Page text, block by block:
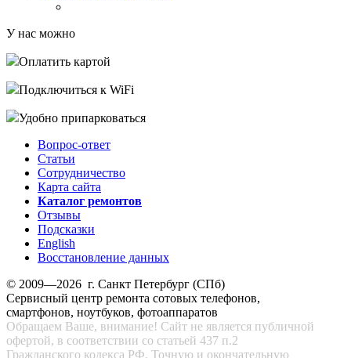
У нас можно
Оплатить картой
Подключиться к WiFi
Удобно припарковаться
Вопрос-ответ
Статьи
Сотрудничество
Карта сайта
Каталог ремонтов
Отзывы
Подсказки
English
Восстановление данных
© 2009—2026 г. Санкт Петербург (СПб)
Сервисный центр ремонта сотовых телефонов,
смартфонов, ноутбуков, фотоаппаратов
Обращаем Ваше, внимание! Сайт не является публичной
офертой, в соответствии со статьей 437 п.2
Гражданского кодекса РФ. Точную и окончательную